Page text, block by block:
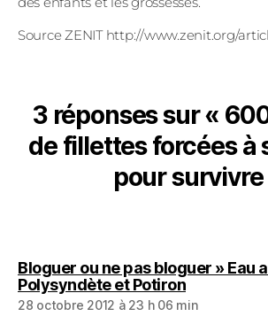
Source ZENIT http://www.zenit.org/
3 réponses sur «
de fillettes forcées à
pour survivre
Bloguer ou ne pas bloguer » Eau
Polysyndète et Potiron
28 octobre 2012 à 23 h 06 min